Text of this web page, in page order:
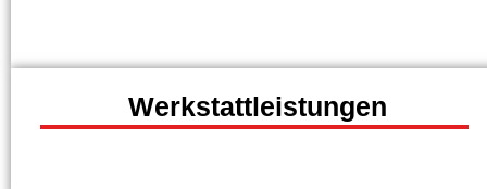
Werkstattleistungen